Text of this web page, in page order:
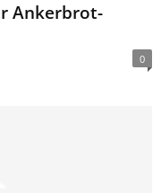
Ankerbrot-
0